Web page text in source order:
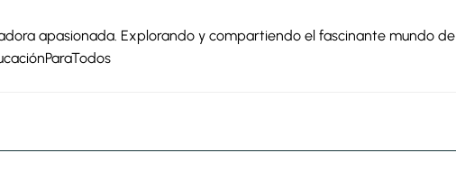
apasionada. Explorando y compartiendo el fascinante mundo de